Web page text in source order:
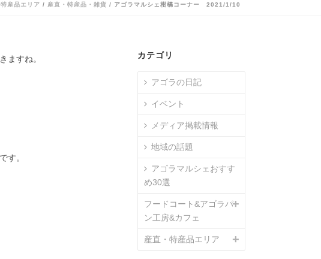
産品エリア / 産直・特産品・雑貨 / アゴラマルシェ柑橘コーナー 2021/1/10
ますね。
す。
カテゴリ
アゴラの日記
イベント
メディア掲載情報
地域の話題
アゴラマルシェおすす
め30選
フードコート&アゴラパ
ン工房&カフェ
産直・特産品エリア